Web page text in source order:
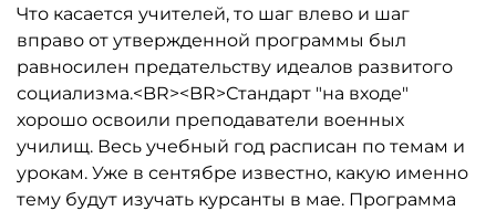
Что касается учителей, то шаг влево и шаг
вправо от утвержденной программы был
равносилен предательству идеалов развитого
социализма.<BR><BR>Стандарт "на входе"
хорошо освоили преподаватели военных
училищ. Весь учебный год расписан по темам и
урокам. Уже в сентябре известно, какую именно
тему будут изучать курсанты в мае. Программа